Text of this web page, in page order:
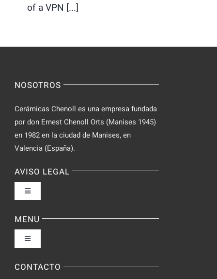
of a VPN [...]
NOSOTROS
Cerámicas Chenoll es una empresa fundada
por don Ernest Chenoll Orts (Manises 1945)
en 1982 en la ciudad de Manises, en
Valencia (España).
AVISO LEGAL
Toggle
Política de privacidad
Condiciones de uso
MENU
Toggle
Fabrica
CONTACTO